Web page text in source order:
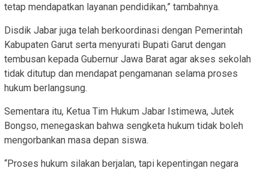
tetap mendapatkan layanan pendidikan,” tambahnya.
Disdik Jabar juga telah berkoordinasi dengan Pemerintah
Kabupaten Garut serta menyurati Bupati Garut dengan
tembusan kepada Gubernur Jawa Barat agar akses sekolah
tidak ditutup dan mendapat pengamanan selama proses
hukum berlangsung.
Sementara itu, Ketua Tim Hukum Jabar Istimewa, Jutek
Bongso, menegaskan bahwa sengketa hukum tidak boleh
mengorbankan masa depan siswa.
“Proses hukum silakan berjalan, tapi kepentingan negara